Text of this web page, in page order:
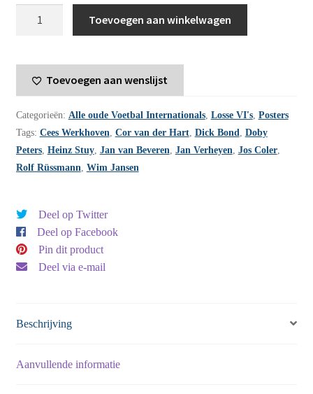
13
1978
-
nummer
19
aantal
Toevoegen aan winkelwagen
Toevoegen aan wenslijst
Categorieën: Alle oude Voetbal Internationals, Losse VI's, Posters
Tags: Cees Werkhoven, Cor van der Hart, Dick Bond, Doby
Peters, Heinz Stuy, Jan van Beveren, Jan Verheyen, Jos Coler,
Rolf Rüssmann, Wim Jansen
Deel op Twitter
Deel op Facebook
Pin dit product
Deel via e-mail
Beschrijving
Aanvullende informatie